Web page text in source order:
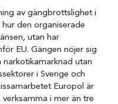
av gängbrottslighet i
den organiserade
utan har
EU. Gängen nöjer sig
utan
i Sverige och
Europol är
i mer än tre